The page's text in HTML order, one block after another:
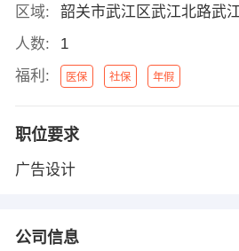
区域:
韶关市武江区武江北路武
人数:
1
福利:
医保 社保 年假
职位要求
广告设计
公司信息